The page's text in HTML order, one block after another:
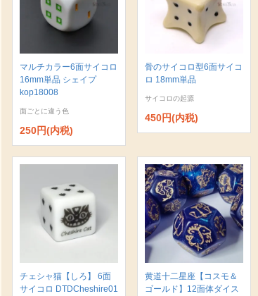
マルチカラー6面サイコロ
16mm単品 シェイプ
kop18008
面ごとに違う色
250円(内税)
骨のサイコロ型6面サイコ
ロ 18mm単品
サイコロの起源
450円(内税)
チェシャ猫【しろ】 6面
サイコロ DTDCheshire01
黄道十二星座【コスモ＆
ゴールド】12面体ダイス